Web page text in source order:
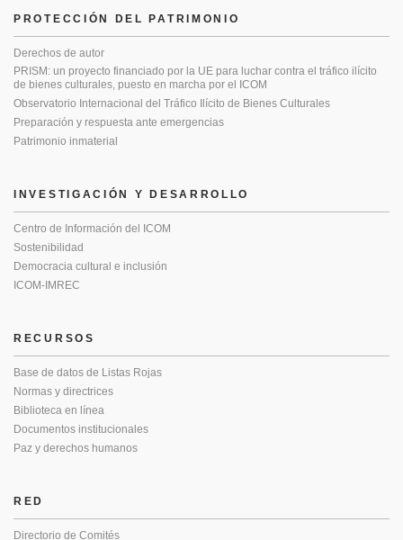
PROTECCIÓN DEL PATRIMONIO
Derechos de autor
PRISM: un proyecto financiado por la UE para luchar contra el tráfico ilícito
de bienes culturales, puesto en marcha por el ICOM
Observatorio Internacional del Tráfico Ilícito de Bienes Culturales
Preparación y respuesta ante emergencias
Patrimonio inmaterial
INVESTIGACIÓN Y DESARROLLO
Centro de Información del ICOM
Sostenibilidad
Democracia cultural e inclusión
ICOM-IMREC
RECURSOS
Base de datos de Listas Rojas
Normas y directrices
Biblioteca en línea
Documentos institucionales
Paz y derechos humanos
RED
Directorio de Comités